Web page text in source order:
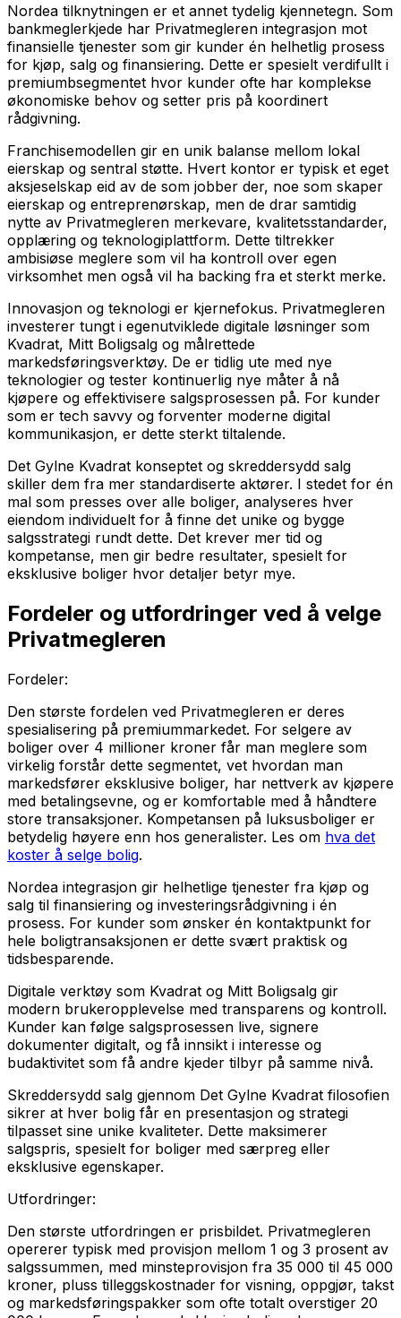
Nordea tilknytningen er et annet tydelig kjennetegn. Som
bankmeglerkjede har Privatmegleren integrasjon mot
finansielle tjenester som gir kunder én helhetlig prosess
for kjøp, salg og finansiering. Dette er spesielt verdifullt i
premiumbsegmentet hvor kunder ofte har komplekse
økonomiske behov og setter pris på koordinert
rådgivning.
Franchisemodellen gir en unik balanse mellom lokal
eierskap og sentral støtte. Hvert kontor er typisk et eget
aksjeselskap eid av de som jobber der, noe som skaper
eierskap og entreprenørskap, men de drar samtidig
nytte av Privatmegleren merkevare, kvalitetsstandarder,
opplæring og teknologiplattform. Dette tiltrekker
ambisiøse meglere som vil ha kontroll over egen
virksomhet men også vil ha backing fra et sterkt merke.
Innovasjon og teknologi er kjernefokus. Privatmegleren
investerer tungt i egenutviklede digitale løsninger som
Kvadrat, Mitt Boligsalg og målrettede
markedsføringsverktøy. De er tidlig ute med nye
teknologier og tester kontinuerlig nye måter å nå
kjøpere og effektivisere salgsprosessen på. For kunder
som er tech savvy og forventer moderne digital
kommunikasjon, er dette sterkt tiltalende.
Det Gylne Kvadrat konseptet og skreddersydd salg
skiller dem fra mer standardiserte aktører. I stedet for én
mal som presses over alle boliger, analyseres hver
eiendom individuelt for å finne det unike og bygge
salgsstrategi rundt dette. Det krever mer tid og
kompetanse, men gir bedre resultater, spesielt for
eksklusive boliger hvor detaljer betyr mye.
Fordeler og utfordringer ved å velge
Privatmegleren
Fordeler:
Den største fordelen ved Privatmegleren er deres
spesialisering på premiummarkedet. For selgere av
boliger over 4 millioner kroner får man meglere som
virkelig forstår dette segmentet, vet hvordan man
markedsfører eksklusive boliger, har nettverk av kjøpere
med betalingsevne, og er komfortable med å håndtere
store transaksjoner. Kompetansen på luksusboliger er
betydelig høyere enn hos generalister. Les om hva det
koster å selge bolig.
Nordea integrasjon gir helhetlige tjenester fra kjøp og
salg til finansiering og investeringsrådgivning i én
prosess. For kunder som ønsker én kontaktpunkt for
hele boligtransaksjonen er dette svært praktisk og
tidsbesparende.
Digitale verktøy som Kvadrat og Mitt Boligsalg gir
modern brukeropplevelse med transparens og kontroll.
Kunder kan følge salgsprosessen live, signere
dokumenter digitalt, og få innsikt i interesse og
budaktivitet som få andre kjeder tilbyr på samme nivå.
Skreddersydd salg gjennom Det Gylne Kvadrat filosofien
sikrer at hver bolig får en presentasjon og strategi
tilpasset sine unike kvaliteter. Dette maksimerer
salgspris, spesielt for boliger med særpreg eller
eksklusive egenskaper.
Utfordringer:
Den største utfordringen er prisbildet. Privatmegleren
opererer typisk med provisjon mellom 1 og 3 prosent av
salgssummen, med minsteprovisjon fra 35 000 til 45 000
kroner, pluss tilleggskostnader for visning, oppgjør, takst
og markedsføringspakker som ofte totalt overstiger 20